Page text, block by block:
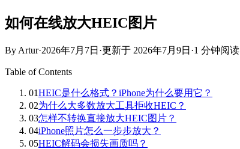
如何在线放大HEIC图片
By Artur·2026年7月7日 ·更新于 2026年7月9日 ·1 分钟阅读
Table of Contents
01HEIC是什么格式？iPhone为什么要用它？
02为什么大多数放大工具拒收HEIC？
03怎样不转换直接放大HEIC图片？
04iPhone照片怎么一步步放大？
05HEIC解码会损失画质吗？